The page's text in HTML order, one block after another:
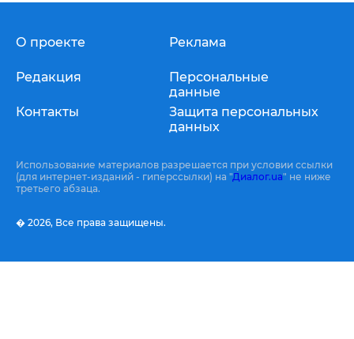
О проекте
Редакция
Контакты
Реклама
Персональные
данные
Защита персональных
данных
Использование материалов разрешается при условии ссылки
(для интернет-изданий - гиперссылки) на "Диалог.ua" не ниже
третьего абзаца.
� 2026, Все права защищены.